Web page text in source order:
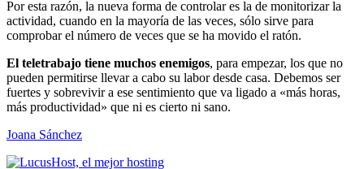
Por esta razón, la nueva forma de controlar es la de monitorizar la
actividad, cuando en la mayoría de las veces, sólo sirve para
comprobar el número de veces que se ha movido el ratón.
El teletrabajo tiene muchos enemigos, para empezar, los que no
pueden permitirse llevar a cabo su labor desde casa. Debemos ser
fuertes y sobrevivir a ese sentimiento que va ligado a «más horas,
más productividad» que ni es cierto ni sano.
Joana Sánchez